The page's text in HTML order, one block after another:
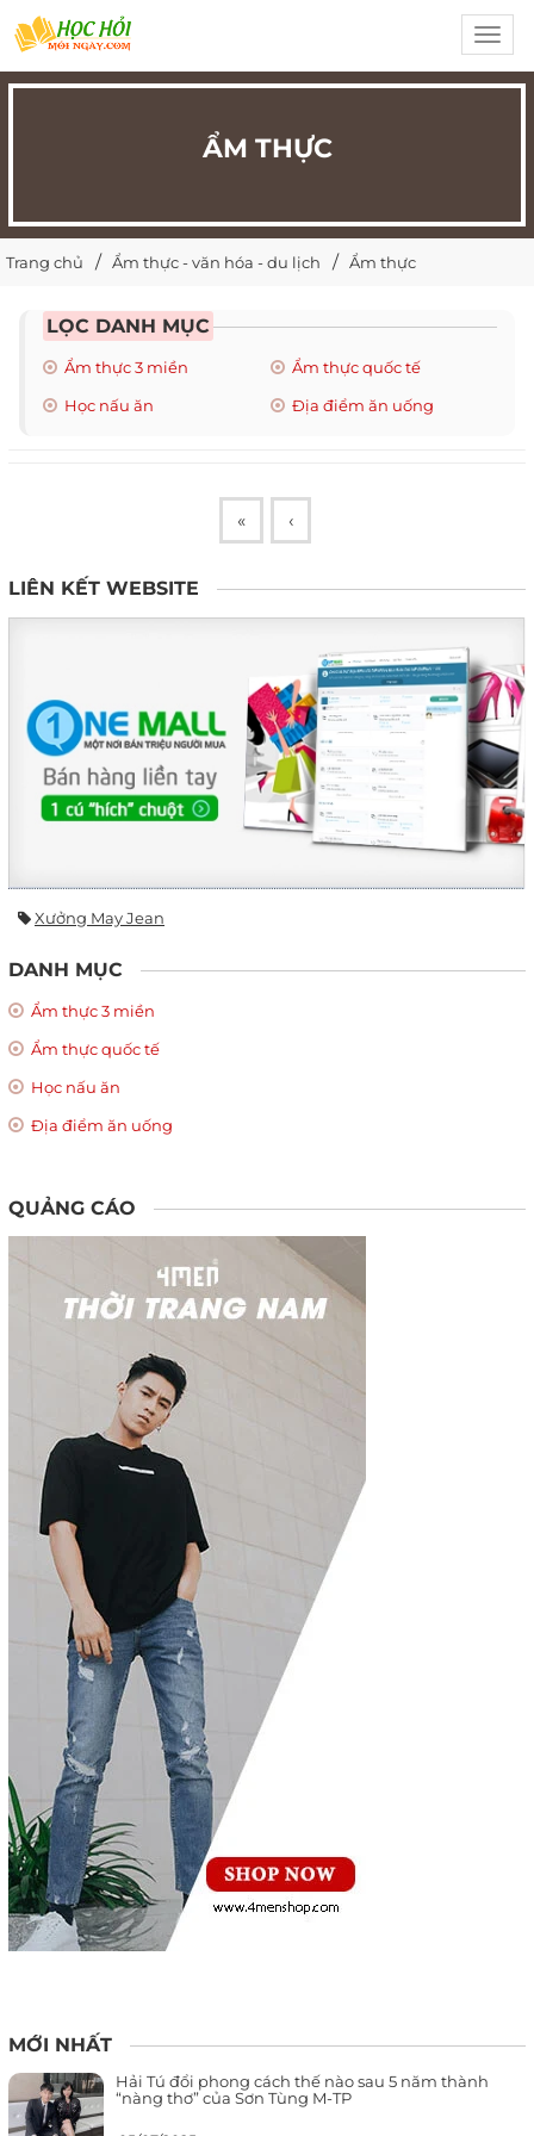
ẨM THỰC
Trang chủ Ẩm thực - văn hóa - du lịch Ẩm thực
LỌC DANH MỤC
Ẩm thực 3 miền
Ẩm thực quốc tế
Học nấu ăn
Địa điểm ăn uống
« ‹
LIÊN KẾT WEBSITE
Xưởng May Jean
DANH MỤC
Ẩm thực 3 miền
Ẩm thực quốc tế
Học nấu ăn
Địa điểm ăn uống
QUẢNG CÁO
MỚI NHẤT
Hải Tú đổi phong cách thế nào sau 5 năm thành
“nàng thơ” của Sơn Tùng M-TP